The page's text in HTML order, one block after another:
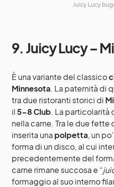
Juicy Lucy
9. Juicy Lucy –
È una variante del classico
Minnesota. La paternità di
tra due ristoranti storici di
il5-8 Club. La particolarità
nella carne. Tra le due fette
inserita una polpetta, un
forma di un disco, al cui
precedentemente del
carne rimane succosa e “
formaggio al suo interno